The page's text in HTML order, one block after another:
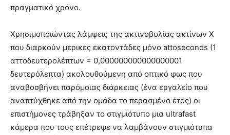
πραγματικό χρόνο.
Χρησιμοποιώντας λάμψεις της ακτινοβολίας ακτίνων Χ
που διαρκούν μερικές εκατοντάδες μόνο attoseconds (1
αττοδευτερολέπτων = 0,000000000000000001
δευτερόλεπτα) ακολουθούμενη από οπτικό φως που
αναβοσβήνει παρόμοιας διάρκειας (ένα εργαλείο που
αναπτύχθηκε από την ομάδα το περασμένο έτος) οι
επιστήμονες τράβηξαν το στιγμιότυπο μια ultrafast
κάμερα που τους επέτρεψε να λαμβάνουν στιγμιότυπα